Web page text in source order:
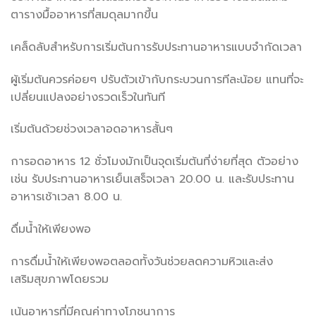
ตารางมื้ออาหารที่สมดุลมากขึ้น
เคล็ดลับสำหรับการเริ่มต้นการรับประทานอาหารแบบจำกัดเวลา
ผู้เริ่มต้นควรค่อยๆ ปรับตัวเข้ากับกระบวนการทีละน้อย แทนที่จะ
เปลี่ยนแปลงอย่างรวดเร็วในทันที
เริ่มต้นด้วยช่วงเวลาอดอาหารสั้นๆ
การอดอาหาร 12 ชั่วโมงมักเป็นจุดเริ่มต้นที่ง่ายที่สุด ตัวอย่าง
เช่น รับประทานอาหารเย็นเสร็จเวลา 20.00 น. และรับประทาน
อาหารเช้าเวลา 8.00 น.
ดื่มน้ำให้เพียงพอ
การดื่มน้ำให้เพียงพอตลอดทั้งวันช่วยลดความหิวและส่ง
เสริมสุขภาพโดยรวม
เน้นอาหารที่มีคุณค่าทางโภชนาการ